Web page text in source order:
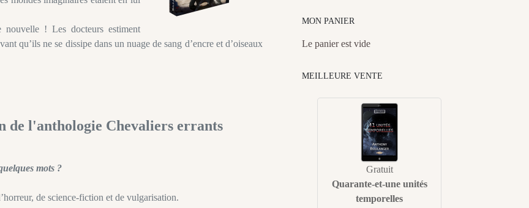
nouvelle ! Les docteurs estiment
qu’ils ne se dissipe dans un nuage de sang d’encre et d’oiseaux
l'anthologie Chevaliers errants
mots ?
de science-fiction et de vulgarisation.
MON PANIER
Le panier est vide
MEILLEURE VENTE
Gratuit
Quarante-et-une unités
temporelles